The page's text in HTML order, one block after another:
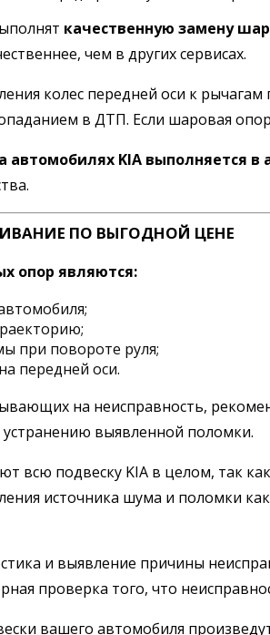
качественную замену
чем в других сервисах.
колес передней оси к
в ДТП. Если шаровая
KIA выполняется в
ПО ВЫГОДНОЙ ЦЕНЕ
опор являются:
при повороте руля;
передней оси.
на неисправность,
выявленной поломки.
подвеску KIA в целом, так
источника шума и поломки
и выявление причины
проверка того, что
вашего автомобиля